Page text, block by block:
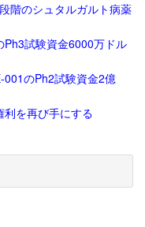
階のシュタルガルト病薬
試験資金6000万ドル
のPh2試験資金2億
を再び手にする